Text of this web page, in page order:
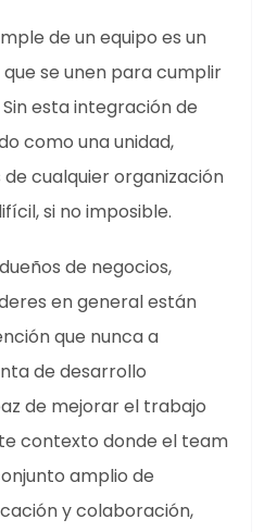
de un equipo es un
se unen para cumplir
esta integración de
como una unidad,
cualquier organización
si no imposible.
de negocios,
en general están
que nunca a
de desarrollo
de mejorar el trabajo
contexto donde el team
amplio de
y colaboración,